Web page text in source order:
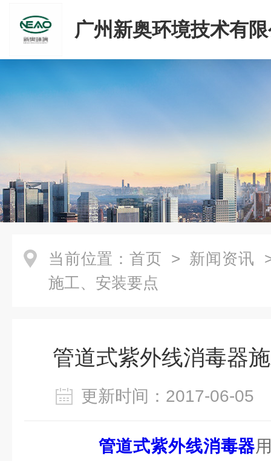
广州新奥环境技术有
当前位置： 首页 > 新闻资讯
施工、安装要点
管道式紫外线消毒器
更新时间：2017-06-
管道式紫外线消毒器